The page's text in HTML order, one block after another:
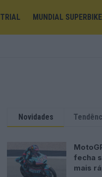
TRIAL MUNDIAL
Novidades
fecha
mais